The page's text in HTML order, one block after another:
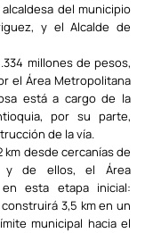
del municipio
y el Alcalde de
millones de pesos,
el Área Metropolitana
está a cargo de la
por su parte,
de la vía.
desde cercanías de
y de ellos, el Área
en esta etapa inicial:
3,5 km en un
municipal hacia el